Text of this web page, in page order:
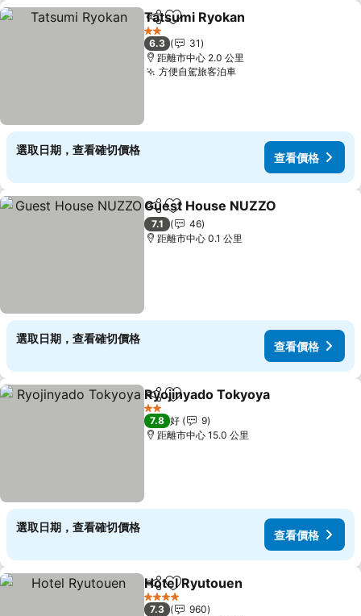
分享 放到收藏夾
Tatsumi Ryokan
2 星級
6.3
31
距離市中心 2.0 公里
方便自駕旅客泊車
選取日期，查看確切價格
查看價格
分享 放到收藏夾
Guest House NUZZO
7.1
46
距離市中心 0.1 公里
選取日期，查看確切價格
查看價格
分享 放到收藏夾
Ryojinyado Tokyoya
2 星級
7.8 好
9
距離市中心 15.0 公里
選取日期，查看確切價格
查看價格
分享 放到收藏夾
Hotel Ryutouen
4 星級
7.3
960